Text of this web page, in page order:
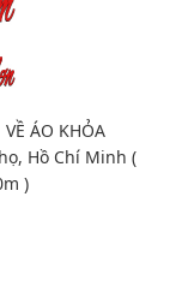
ÁO KHỎA
Hồ Chí Minh (
)